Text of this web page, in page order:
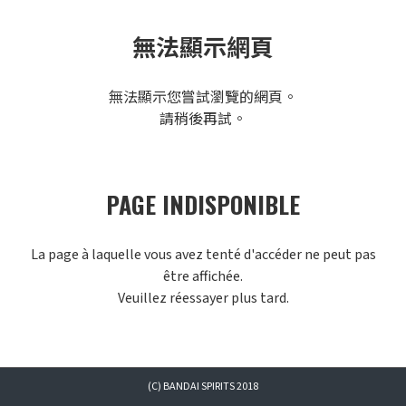
無法顯示網頁
無法顯示您嘗試瀏覽的網頁。
請稍後再試。
PAGE INDISPONIBLE
La page à laquelle vous avez tenté d'accéder ne peut pas
être affichée.
Veuillez réessayer plus tard.
(C) BANDAI SPIRITS 2018